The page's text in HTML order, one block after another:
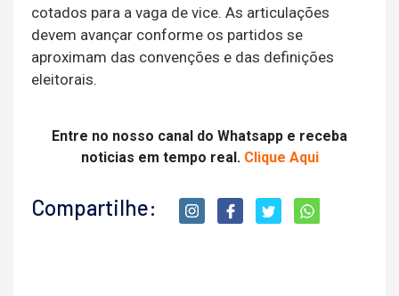
cotados para a vaga de vice. As articulações
devem avançar conforme os partidos se
aproximam das convenções e das definições
eleitorais.
Entre no nosso canal do Whatsapp e receba
noticias em tempo real. Clique Aqui
Compartilhe: